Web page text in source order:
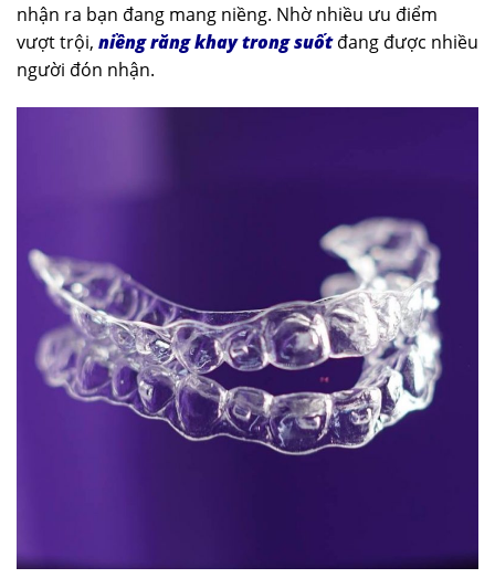
nhận ra bạn đang mang niềng. Nhờ nhiều ưu điểm
vượt trội, niềng răng khay trong suốtđang được nhiều
người đón nhận.